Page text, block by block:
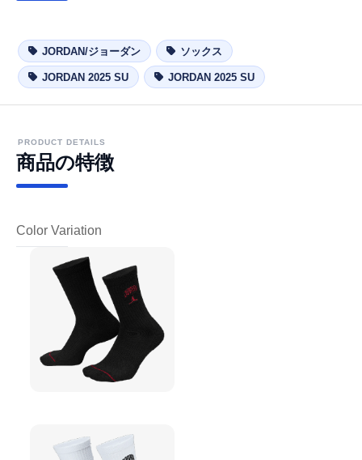
JORDAN/ジョーダン ソックス
JORDAN 2025 SU JORDAN 2025 SU
PRODUCT DETAILS
商品の特徴
Color Variation